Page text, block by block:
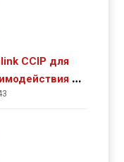
CCIP для
и